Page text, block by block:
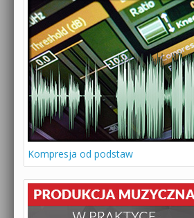
Kompresja od podstaw